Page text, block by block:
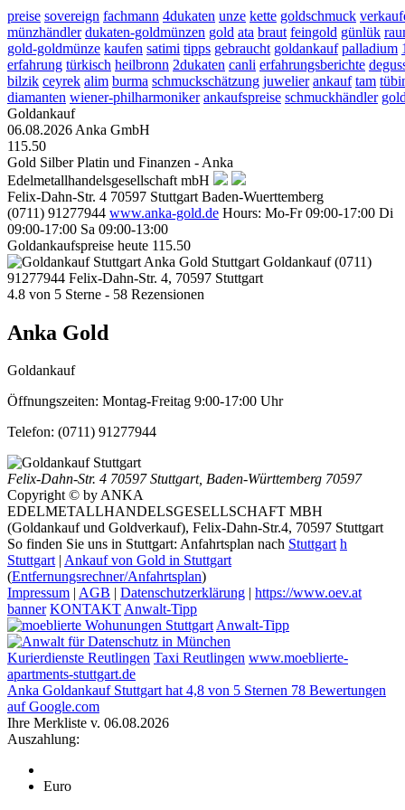
preise sovereign fachmann 4dukaten unze kette goldschmuck
münzhändler dukaten-goldmünzen gold ata braut feingold günlük
gold-goldmünze kaufen satimi tipps gebraucht goldankauf palladium
erfahrung türkisch heilbronn 2dukaten canli erfahrungsberichte
bilzik ceyrek alim burma schmuckschätzung juwelier ankauf tam
diamanten wiener-philharmoniker ankaufspreise schmuckhändler
Goldankauf
06.08.2026 Anka GmbH
115.50
Gold Silber Platin und Finanzen - Anka
Edelmetallhandelsgesellschaft mbH
Felix-Dahn-Str. 4 70597 Stuttgart Baden-Wuerttemberg
(0711) 91277944 www.anka-gold.de Hours: Mo-Fr 09:00-17:00 Di
09:00-17:00 Sa 09:00-13:00
Goldankaufspreise heute 115.50
Anka Gold Stuttgart Goldankauf (0711)
91277944 Felix-Dahn-Str. 4, 70597 Stuttgart
4.8 von 5 Sterne - 58 Rezensionen
Anka Gold
Goldankauf
Öffnungszeiten: Montag-Freitag 9:00-17:00 Uhr
Telefon: (0711) 91277944
Felix-Dahn-Str. 4 70597 Stuttgart, Baden-Württemberg 70597
Copyright © by ANKA
EDELMETALLHANDELSGESELLSCHAFT MBH
(Goldankauf und Goldverkauf), Felix-Dahn-Str.4, 70597 Stuttgart
So finden Sie uns in Stuttgart: Anfahrtsplan nach Stuttgart h
Stuttgart| Ankauf von Gold in Stuttgart
(Entfernungsrechner/Anfahrtsplan)
Impressum | AGB | Datenschutzerklärung | https://www.oev.at
banner KONTAKTAnwalt-Tipp
Anwalt-Tipp
Kurierdienste Reutlingen Taxi Reutlingen www.moeblierte-
apartments-stuttgart.de
Anka Goldankauf Stuttgart hat4,8 von 5 Sternen 78 Bewertungen
auf Google.com
Ihre Merkliste v. 06.08.2026
Auszahlung:
Euro